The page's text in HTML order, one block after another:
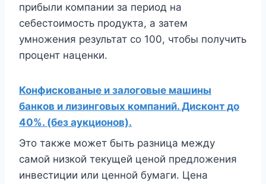
прибыли компании за период на
себестоимость продукта, а затем
умножения результат со 100, чтобы получить
процент наценки.
Конфискованые и залоговые машины
банков и лизинговых компаний. Дисконт до
40%. (без аукционов).
Это также может быть разница между
самой низкой текущей ценой предложения
инвестиции или ценной бумаги. Цена